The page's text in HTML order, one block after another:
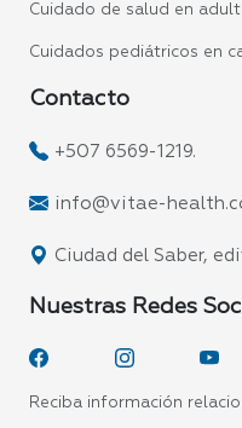
Cuidado de salud en
Cuidados pediátricos en
Contacto
+507 6569-1219.
info@vitae-
Ciudad del Saber,
Nuestras Redes
Reciba información